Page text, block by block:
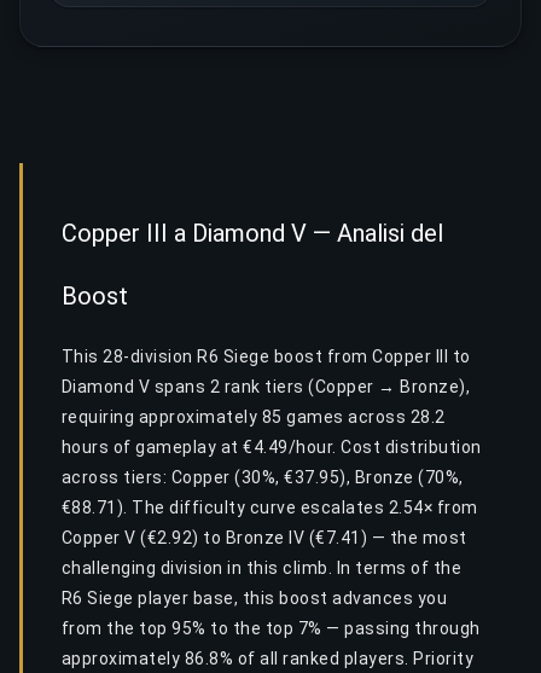
Copper III a Diamond V — Analisi del
Boost
This 28-division R6 Siege boost from Copper III to
Diamond V spans 2 rank tiers (Copper → Bronze),
requiring approximately 85 games across 28.2
hours of gameplay at €4.49/hour. Cost distribution
across tiers: Copper (30%, €37.95), Bronze (70%,
€88.71). The difficulty curve escalates 2.54× from
Copper V (€2.92) to Bronze IV (€7.41) — the most
challenging division in this climb. In terms of the
R6 Siege player base, this boost advances you
from the top 95% to the top 7% — passing through
approximately 86.8% of all ranked players. Priority